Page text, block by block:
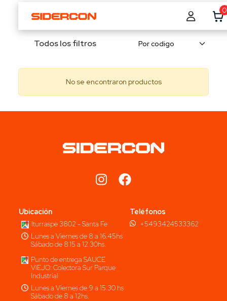
0
Todos los filtros
No se encontraron productos
Ubicación
Iturraspe 3802 - Santa Fe
Lunes a Viernes de 8 a 16.45hs
Sábado de 8.15 a 12.30hs.
Punto de entrega SAUCE
VIEJO: Colectora Sur Parque
Industrial
Lunes a Viernes de 9 a 15.30 hs
Sábado de 8 a 12hs.
Teléfonos
+5493424533362